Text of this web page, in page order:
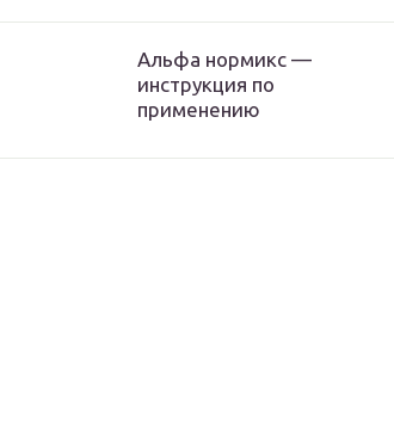
Альфа нормикс —
инструкция по
применению